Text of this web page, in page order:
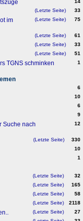
14
(Letzte Seite) 33
im
(Letzte Seite) 75
(Letzte Seite) 61
(Letzte Seite) 33
(Letzte Seite) 51
TGNS schminken
1
6
10
6
9
Suche nach
12
(Letzte Seite) 330
10
1
(Letzte Seite) 32
(Letzte Seite) 165
(Letzte Seite) 58
(Letzte Seite) 2118
(Letzte Seite) 27